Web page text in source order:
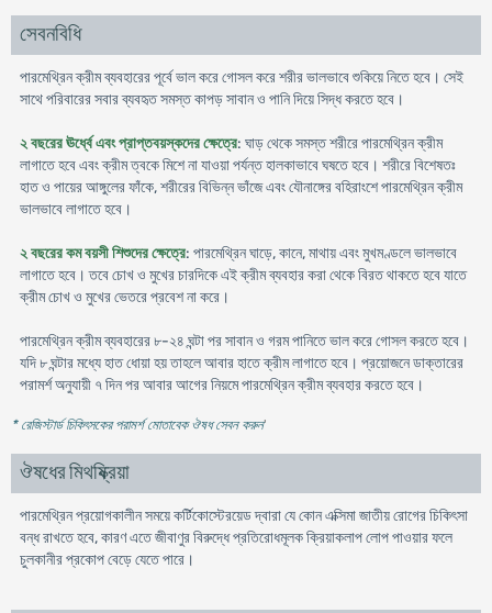
সেবনবিধি
পারমেথ্রিন ক্রীম ব্যবহারের পূর্বে ভাল করে গোসল করে শরীর ভালভাবে শুকিয়ে নিতে হবে। সেই
সাথে পরিবারের সবার ব্যবহৃত সমস্ত কাপড় সাবান ও পানি দিয়ে সিদ্ধ করতে হবে।
২ বছরের ঊর্ধ্বে এবং প্রাপ্তবয়স্কদের ক্ষেত্রে: ঘাড় থেকে সমস্ত শরীরে পারমেথ্রিন ক্রীম
লাগাতে হবে এবং ক্রীম ত্বকে মিশে না যাওয়া পর্যন্ত হালকাভাবে ঘষতে হবে। শরীরে বিশেষতঃ
হাত ও পায়ের আঙ্গুলের ফাঁকে, শরীরের বিভিন্ন ভাঁজে এবং যৌনাঙ্গের বহিরাংশে পারমেথ্রিন ক্রীম
ভালভাবে লাগাতে হবে।
২ বছরের কম বয়সী শিশুদের ক্ষেত্রে: পারমেথ্রিন ঘাড়ে, কানে, মাথায় এবং মুখমণ্ডলে ভালভাবে
লাগাতে হবে। তবে চোখ ও মুখের চারদিকে এই ক্রীম ব্যবহার করা থেকে বিরত থাকতে হবে যাতে
ক্রীম চোখ ও মুখের ভেতরে প্রবেশ না করে।
পারমেথ্রিন ক্রীম ব্যবহারের ৮-২৪ ঘন্টা পর সাবান ও গরম পানিতে ভাল করে গোসল করতে হবে।
যদি ৮ ঘন্টার মধ্যে হাত ধোয়া হয় তাহলে আবার হাতে ক্রীম লাগাতে হবে। প্রয়োজনে ডাক্তারের
পরামর্শ অনুযায়ী ৭ দিন পর আবার আগের নিয়মে পারমেথ্রিন ক্রীম ব্যবহার করতে হবে।
* রেজিস্টার্ড চিকিৎসকের পরামর্শ মোতাবেক ঔষধ সেবন করুন'
ঔষধের মিথষ্ক্রিয়া
পারমেথ্রিন প্রয়োগকালীন সময়ে কর্টিকোস্টেরয়েড দ্বারা যে কোন এক্সিমা জাতীয় রোগের চিকিৎসা
বন্ধ রাখতে হবে, কারণ এতে জীবাণুর বিরুদ্ধে প্রতিরোধমূলক ক্রিয়াকলাপ লোপ পাওয়ার ফলে
চুলকানীর প্রকোপ বেড়ে যেতে পারে।